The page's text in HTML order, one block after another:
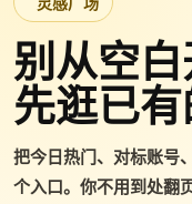
别从空白
先逛已
把今日热门、对标账号
个入口。你不用到处翻